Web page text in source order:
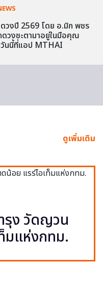
ดวงปี 2569 โดย อ.มิก พชร
วงชะตามาอยู่ในมือคุณ
นนี้ที่แอป MTHAI
ดูเพิ่มเติม
รุง วัดญวน
มแห่งกทม.